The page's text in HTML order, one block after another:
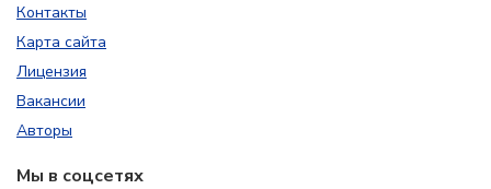
Контакты
Карта сайта
Лицензия
Вакансии
Авторы
Мы в соцсетях